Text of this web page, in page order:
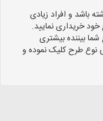
باشد و افراد زیادی
خود خریداری نمایید.
بیننده بیشتری
طرح کلیک نموده و